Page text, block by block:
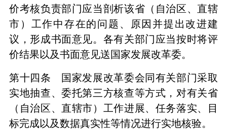
价考核负责部门应当剖析该省（自治区、直辖
市）工作中存在的问题、原因并提出改进建
议，形成书面意见。各有关部门应当按时将评
价结果以及书面意见送国家发展改革委。
第十四条 国家发展改革委会同有关部门采取
实地抽查、委托第三方核查等方式，对有关省
（自治区、直辖市）工作进展、任务落实、目
标完成以及数据真实性等情况进行实地核验。